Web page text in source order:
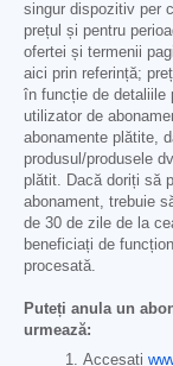
singur dispozitiv per
prețul și pentru
ofertei și termenii
aici prin referință;
în funcție de detaliile
utilizator de
abonamente plătite,
produsul/produsele
plătit. Dacă doriți să
abonament, trebuie
de 30 de zile de la
beneficiați de
procesată.
Puteți anula un
urmează:
Accesați